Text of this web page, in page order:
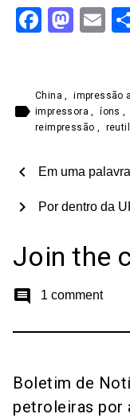
label
China, impressão
impressora, íons,
reimpressão ,
chevron_left Em uma
Por dentro da
chevron_right
Join the
comment 1 comment
Boletim de
petroleiras por